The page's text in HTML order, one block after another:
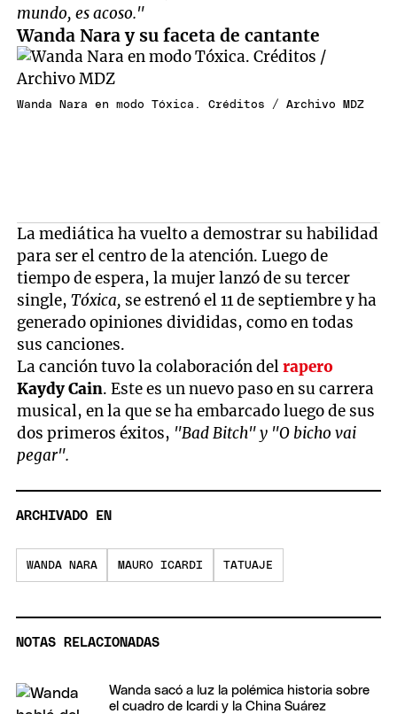
mundo, es acoso."
Wanda Nara y su faceta de cantante
Wanda Nara en modo Tóxica. Créditos / Archivo MDZ
La mediática ha vuelto a demostrar su habilidad
para ser el centro de la atención. Luego de
tiempo de espera, la mujer lanzó de su tercer
single,Tóxica, se estrenó el 11 de septiembre y ha
generado opiniones divididas, como en todas
sus canciones.
La canción tuvo la colaboración delrapero
Kaydy Cain. Este es un nuevo paso en su carrera
musical, en la que se ha embarcado luego de sus
dos primeros éxitos, "Bad Bitch" y "O bicho vai
pegar".
ARCHIVADO EN
WANDA NARA MAURO ICARDI TATUAJE
NOTAS RELACIONADAS
Wanda sacó a luz la polémica historia sobre
el cuadro de Icardi y la China Suárez